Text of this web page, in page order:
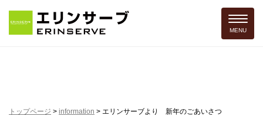
Toggle
MENU
トップページ > information > エリンサーブより 新年のごあいさつ